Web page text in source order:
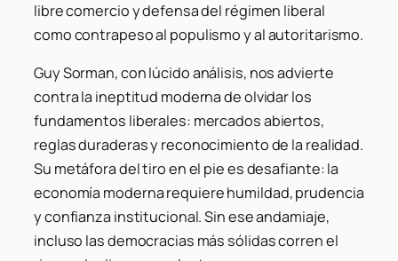
libre comercio y defensa del régimen liberal
como contrapeso al populismo y al autoritarismo.
Guy Sorman, con lúcido análisis, nos advierte
contra la ineptitud moderna de olvidar los
fundamentos liberales: mercados abiertos,
reglas duraderas y reconocimiento de la realidad.
Su metáfora del tiro en el pie es desafiante: la
economía moderna requiere humildad, prudencia
y confianza institucional. Sin ese andamiaje,
incluso las democracias más sólidas corren el